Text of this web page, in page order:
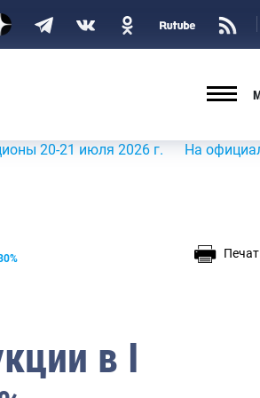
21 июля 2026 г. На официальном
в I